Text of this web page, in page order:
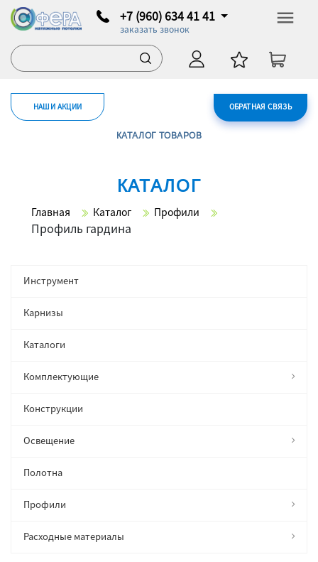
+7 (960) 634 41 41
заказать звонок
ОБРАТНАЯ СВЯЗЬ
НАШИ АКЦИИ
КАТАЛОГ ТОВАРОВ
КАТАЛОГ
Главная Каталог Профили
Профиль гардина
Инструмент
Карнизы
Каталоги
Комплектующие
Конструкции
Освещение
Полотна
Профили
Расходные материалы